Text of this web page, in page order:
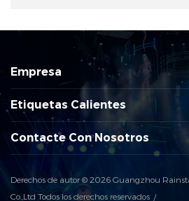
Empresa
Etiquetas Calientes
Contacte Con Nosotros
Derechos de autor © 2026 Guangzhou
Co.,Ltd Todos los derechos reservados